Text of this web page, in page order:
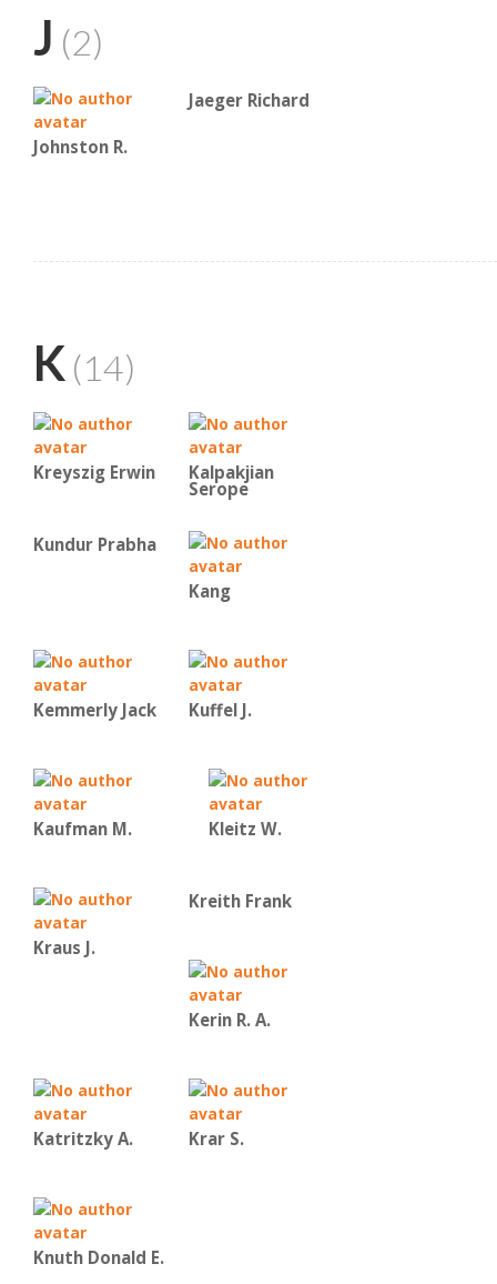
J (2)
Johnston R.
Jaeger Richard
K (14)
Kreyszig Erwin Kalpakjian
Serope
Kundur Prabha
Kang
Kemmerly Jack Kuffel J.
Kaufman Μ. Kleitz W.
Kraus J.
Kreith Frank
Kerin R. A.
Katritzky A. Krar S.
Knuth Donald E.